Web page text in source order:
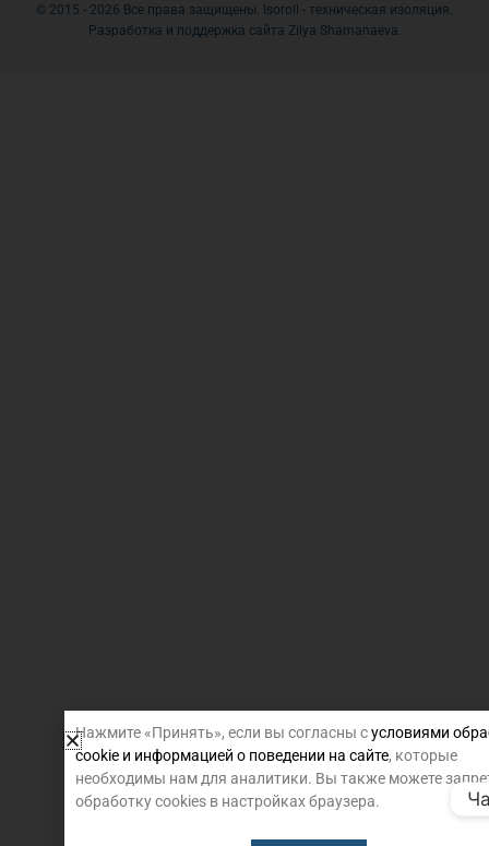
© 2015 - 2026 Все права защищены. Isoroll - техническая изоляция.
Разработка и поддержка сайта Zilya Shamanaeva.
Нажмите «Принять», если вы согласны сусловиями
cookie и информацией о поведении на сайте, которые
необходимы нам для аналитики. Вы также можете
обработку cookies в настройках браузера.